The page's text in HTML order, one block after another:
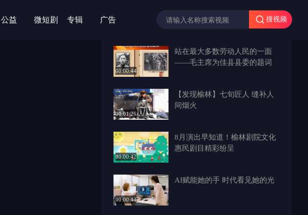
公益 微短剧 专辑 广告 搜视频
00:00:44
站在最大多数劳动人民的一面
——毛主席为佳县县委的题词
00:01:26
【发现榆林】七旬匠人 缝补人
间烟火
00:00:42
8月演出早知道！榆林剧院文化
惠民剧目精彩纷呈
00:00:44
AI赋能她的手 时代看见她的光